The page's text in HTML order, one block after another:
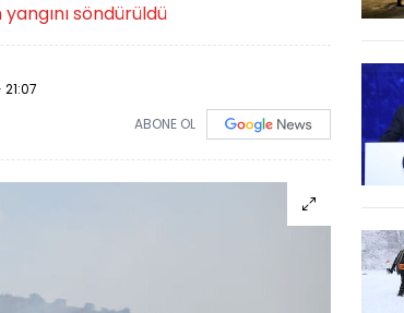
söndürüldü
ABONE OL